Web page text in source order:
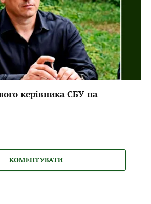
керівника СБУ на
КОМЕНТУВАТИ